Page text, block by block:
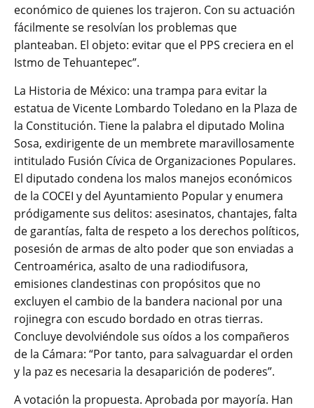
económico de quienes los trajeron. Con su actuación
fácilmente se resolvían los problemas que
planteaban. El objeto: evitar que el PPS creciera en el
Istmo de Tehuantepec”.
La Historia de México: una trampa para evitar la
estatua de Vicente Lombardo Toledano en la Plaza de
la Constitución. Tiene la palabra el diputado Molina
Sosa, exdirigente de un membrete maravillosamente
intitulado Fusión Cívica de Organizaciones Populares.
El diputado condena los malos manejos económicos
de la COCEI y del Ayuntamiento Popular y enumera
pródigamente sus delitos: asesinatos, chantajes, falta
de garantías, falta de respeto a los derechos políticos,
posesión de armas de alto poder que son enviadas a
Centroamérica, asalto de una radiodifusora,
emisiones clandestinas con propósitos que no
excluyen el cambio de la bandera nacional por una
rojinegra con escudo bordado en otras tierras.
Concluye devolviéndole sus oídos a los compañeros
de la Cámara: “Por tanto, para salvaguardar el orden
y la paz es necesaria la desaparición de poderes”.
A votación la propuesta. Aprobada por mayoría. Han